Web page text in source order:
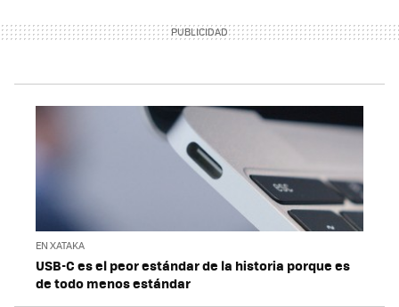
EN XATAKA
USB-C es el peor estándar de la historia porque es
de todo menos estándar